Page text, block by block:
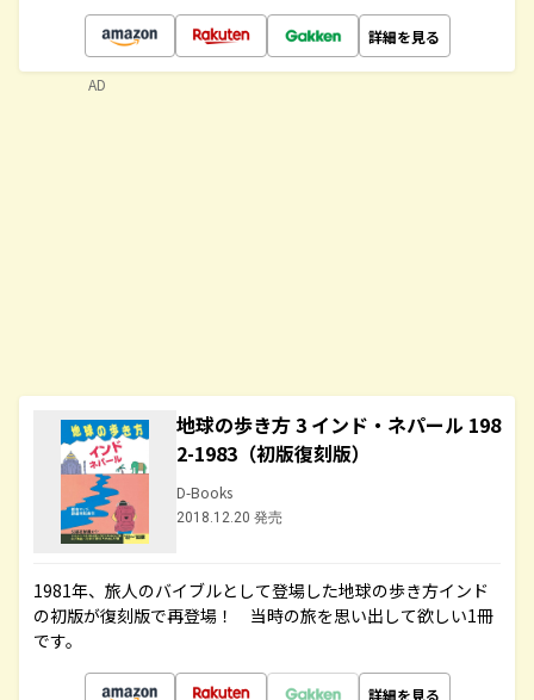
詳細を見る
地球の歩き方 3 インド・ネパール 198
2-1983（初版復刻版）
D-Books
2018.12.20 発売
1981年、旅人のバイブルとして登場した地球の歩き方インド
の初版が復刻版で再登場！ 当時の旅を思い出して欲しい1冊
です。
詳細を見る
AD